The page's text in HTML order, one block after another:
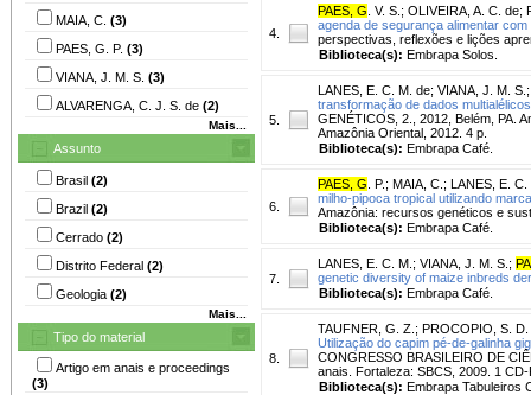
MAIA, C. (3)
PAES, G. P. (3)
VIANA, J. M. S. (3)
ALVARENGA, C. J. S. de (2)
Mais...
Assunto
Brasil (2)
Brazil (2)
Cerrado (2)
Distrito Federal (2)
Geologia (2)
Mais...
Tipo do material
Artigo em anais e proceedings
(3)
4.
PAES, G . V. S. ; OLIVEIRA, A. C. de;
agenda de segurança alimentar
perspectivas, reflexões e lições
Biblioteca(s): Embrapa Solos.
5.
LANES, E. C. M. de; VIANA, J. M. S.
transformação de dados
GENÉTICOS, 2., 2012, Belém, PA.
Amazônia Oriental, 2012. 4 p.
Biblioteca(s): Embrapa Café.
6.
PAES, G . P. ; MAIA, C. ; LANES, E. C.
milho-pipoca tropical utilizando
Amazônia: recursos genéticos e
Biblioteca(s): Embrapa Café.
7.
LANES, E. C. M. ; VIANA, J. M. S. ;
genetic diversity of maize inbreds
Biblioteca(s): Embrapa Café.
8.
TAUFNER, G. Z. ; PROCOPIO, S.
Utilização do capim pé-de-galinha
CONGRESSO BRASILEIRO DE
anais. Fortaleza: SBCS, 2009. 1
Biblioteca(s): Embrapa Tabuleiros